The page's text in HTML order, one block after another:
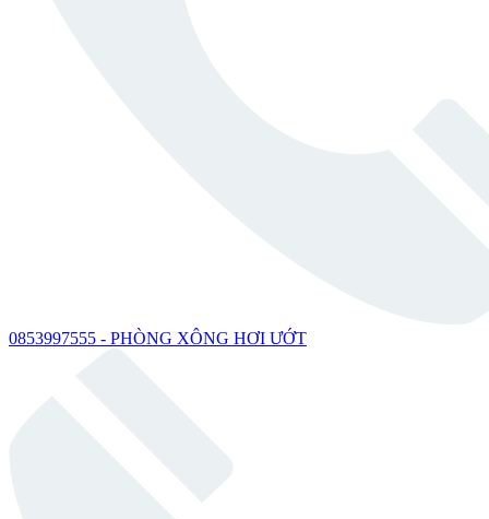
0853997555 - PHÒNG XÔNG HƠI ƯỚT